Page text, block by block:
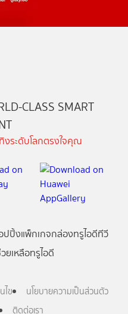
CLASS SMART
ระดับโลกตรงใจคุณ
ปปิ้งแพ็กเกจกล่องทรูไอดีทีวี
ยเหลือทรูไอดี
ไข
นโยบายความเป็นส่วนตัว
ติดต่อเรา